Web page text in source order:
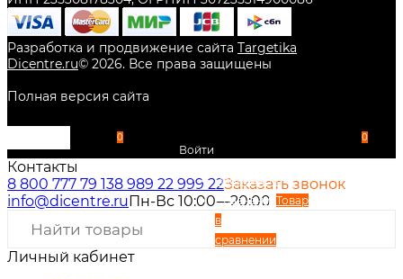
Разработка и продвижение сайта Targetika
Dicentre.ru© 2026. Все права защищены
Полная версия сайта
0
Войти
Избранное
Сравнение Товар
в
сравнении
0
Контакты
8 800 777 79 138 989 22 999 22Заказать звонок
info@dicentre.ru Пн-Вс 10:00—20:00
Личный кабинет